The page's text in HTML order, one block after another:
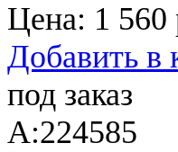
Цена: 1 560
Добавить в
под заказ
A:224585